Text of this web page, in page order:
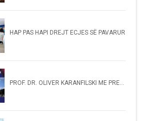
HAP PAS HAPI DREJT ECJES SË PAVARUR
PROF. DR. OLIVER KARANFILSKI ME PRE...